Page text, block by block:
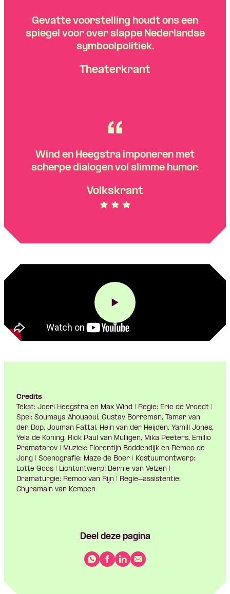
Gevatte voorstelling houdt ons een
spiegel voor over slappe Nederlandse
symboolpolitiek.
Theaterkrant
Wind en Heegstra imponeren met
scherpe dialogen vol slimme humor.
Volkskrant
Credits
Tekst: Joeri Heegstra en Max Wind | Regie: Eric de Vroedt |
Spel: Soumaya Ahouaoui, Gustav Borreman, Tamar van
den Dop, Jouman Fattal, Hein van der Heijden, Yamill Jones,
Yela de Koning, Rick Paul van Mulligen, Mika Peeters, Emilio
Pramatarov | Muziek: Florentijn Boddendijk en Remco de
Jong | Scenografie: Maze de Boer | Kostuumontwerp:
Lotte Goos | Lichtontwerp: Bernie van Velzen |
Dramaturgie: Remco van Rijn | Regie-assistentie:
Chyramain van Kempen
Deel deze pagina